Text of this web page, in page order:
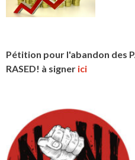
Pétition pour l'abandon des
RASED! à signer ici